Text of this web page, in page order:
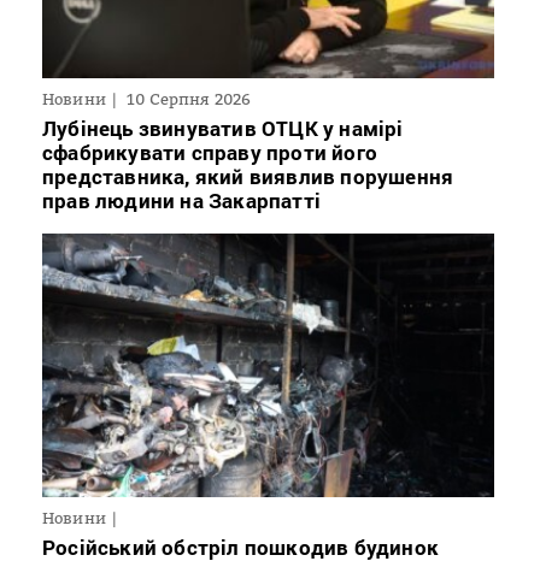
Новини 10 Серпня 2026
Лубінець звинуватив ОТЦК у намірі
сфабрикувати справу проти його
представника, який виявлив порушення
прав людини на Закарпатті
Новини
Російський обстріл пошкодив будинок